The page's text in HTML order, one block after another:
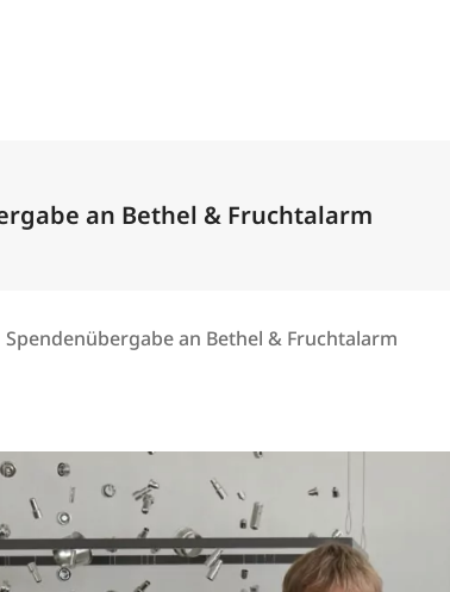
an Bethel & Fruchtalarm
Spendenübergabe an Bethel & Fruchtalarm